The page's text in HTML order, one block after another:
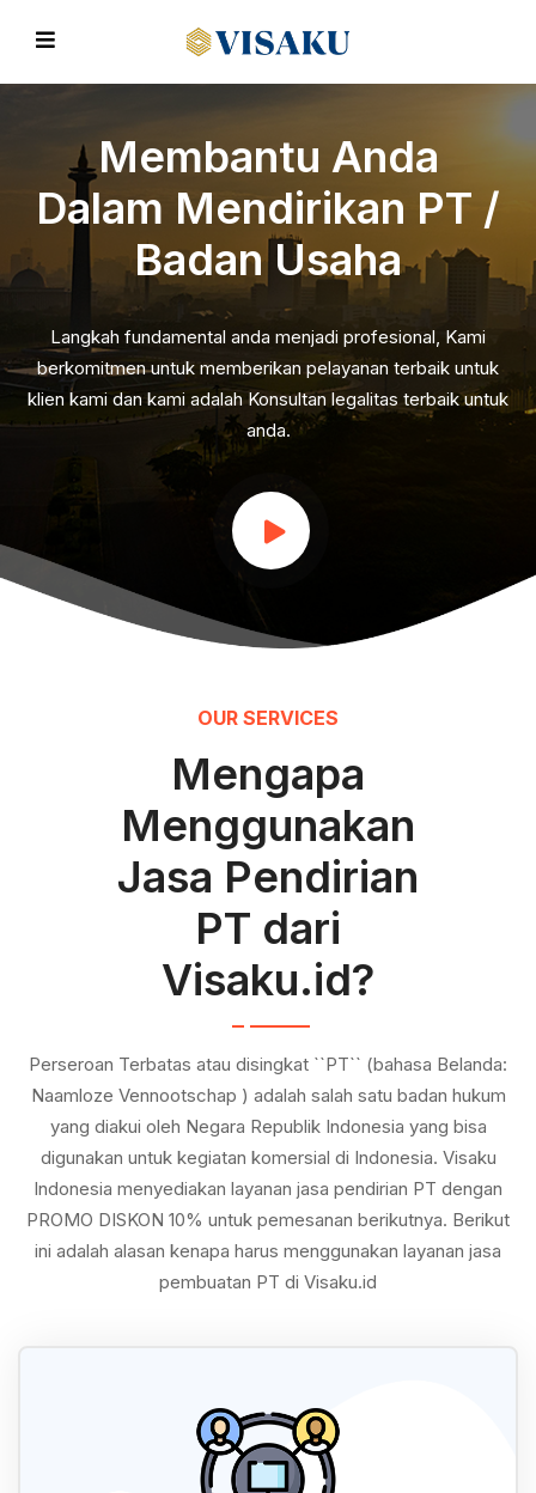
Membantu Anda
Dalam Mendirikan PT /
Badan Usaha
Langkah fundamental anda menjadi profesional, Kami
berkomitmen untuk memberikan pelayanan terbaik untuk
klien kami dan kami adalah Konsultan legalitas terbaik untuk
anda.
OUR SERVICES
Mengapa
Menggunakan
Jasa Pendirian
PT dari
Visaku.id?
Perseroan Terbatas atau disingkat ``PT`` (bahasa Belanda:
Naamloze Vennootschap ) adalah salah satu badan hukum
yang diakui oleh Negara Republik Indonesia yang bisa
digunakan untuk kegiatan komersial di Indonesia. Visaku
Indonesia menyediakan layanan jasa pendirian PT dengan
PROMO DISKON 10% untuk pemesanan berikutnya. Berikut
ini adalah alasan kenapa harus menggunakan layanan jasa
pembuatan PT di Visaku.id